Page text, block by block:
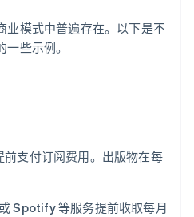
业模式中普遍存在。以下是不
些示例。
前支付订阅费用。出版物在每
Spotify 等服务提前收取每月